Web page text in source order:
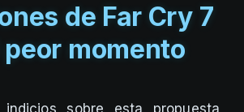
de Far Cry 7
peor momento
indicios sobre esta propuesta